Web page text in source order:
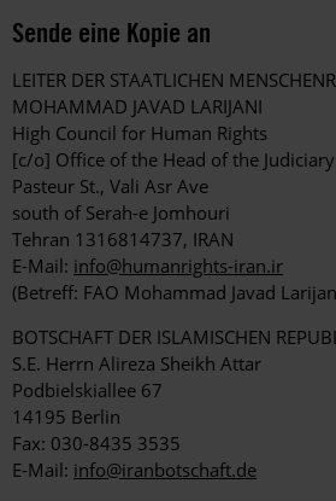
Sende eine Kopie an
LEITER DER STAATLICHEN
MOHAMMAD JAVAD LARIJANI
High Council for Human Rights
[c/o] Office of the Head of the Judiciary
Pasteur St., Vali Asr Ave
south of Serah-e Jomhouri
Tehran 1316814737, IRAN
E-Mail: info@humanrights-iran.ir
(Betreff: FAO Mohammad Javad
BOTSCHAFT DER ISLAMISCHEN
S.E. Herrn Alireza Sheikh Attar
Podbielskiallee 67
14195 Berlin
Fax: 030-8435 3535
E-Mail: info@iranbotschaft.de